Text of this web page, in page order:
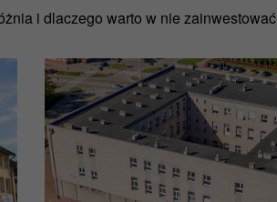
i dlaczego warto w nie zainwestować